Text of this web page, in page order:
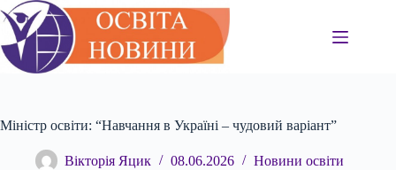
Перейти
до
вмісту
Міністр освіти: “Навчання в Україні – чудовий варіант”
Вікторія Яцик 08.06.2026 Новини освіти